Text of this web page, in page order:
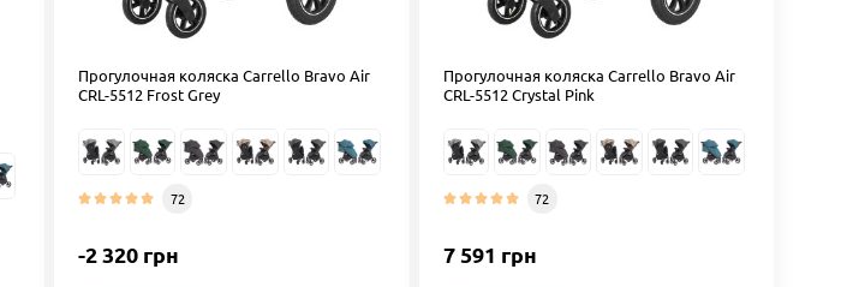
Прогулочная коляска Carrello Bravo Air
CRL-5512 Frost Grey
72
-2 320 грн
Прогулочная коляска Carrello Bravo Air
CRL-5512 Crystal Pink
72
7 591 грн